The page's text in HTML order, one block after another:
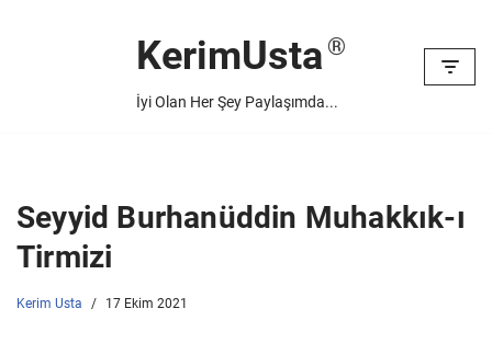
KerimUsta
İyi Olan Her Şey Paylaşımda...
Seyyid Burhanüddin Muhakkık-ı
Tirmizi
Kerim Usta 17 Ekim 2021